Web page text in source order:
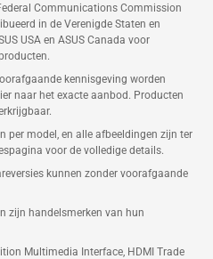
Communications Commission
in de Verenigde Staten en
USA en ASUS Canada voor
kennisgeving worden
naar het exacte aanbod. Producten
per model, en alle afbeeldingen zijn ter
voor de volledige details.
kunnen zonder voorafgaande
zijn handelsmerken van hun
Multimedia Interface, HDMI Trade